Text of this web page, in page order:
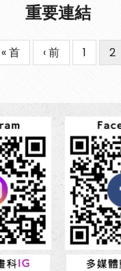
重要連結
First
page
« 首
Previous
page
‹ 前 Page
1
目
前
面
2